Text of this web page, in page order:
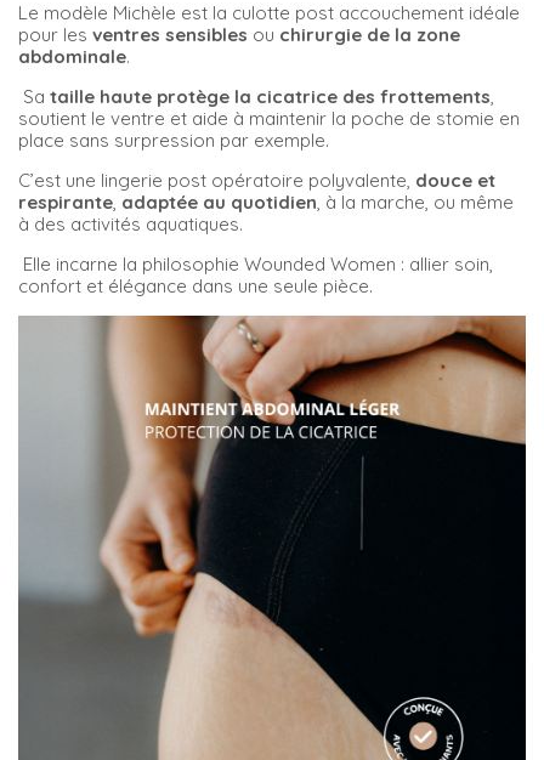
Le modèle Michèle est la culotte post accouchement idéale
pour les ventres sensibles ou chirurgie de la zone
abdominale.
Sa taille haute protège la cicatrice des frottements,
soutient le ventre et aide à maintenir la poche de stomie en
place sans surpression par exemple.
C’est une lingerie post opératoire polyvalente, douce et
respirante, adaptée au quotidien, à la marche, ou même
à des activités aquatiques.
Elle incarne la philosophie Wounded Women : allier soin,
confort et élégance dans une seule pièce.